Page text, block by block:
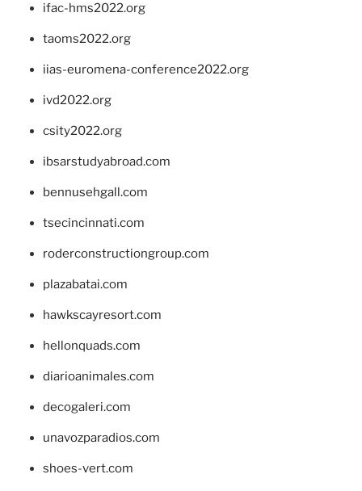
ifac-hms2022.org
taoms2022.org
iias-euromena-conference2022.org
ivd2022.org
csity2022.org
ibsarstudyabroad.com
bennusehgall.com
tsecincinnati.com
roderconstructiongroup.com
plazabatai.com
hawkscayresort.com
hellonquads.com
diarioanimales.com
decogaleri.com
unavozparadios.com
shoes-vert.com